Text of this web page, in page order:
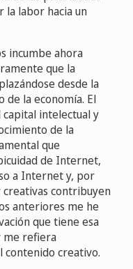
la labor hacia un
incumbe ahora
que la
desde la
la economía. El
intelectual y
de la
que
de Internet,
a Internet y, por
contribuyen
anteriores me he
que tiene esa
me refiera
contenido creativo.